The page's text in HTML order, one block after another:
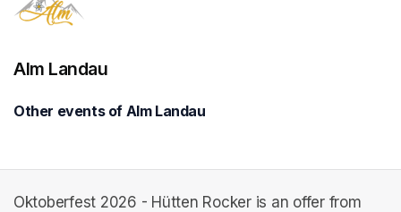
Alm Landau
Other events of Alm Landau
Oktoberfest 2026 - Hütten Rocker is an offer from